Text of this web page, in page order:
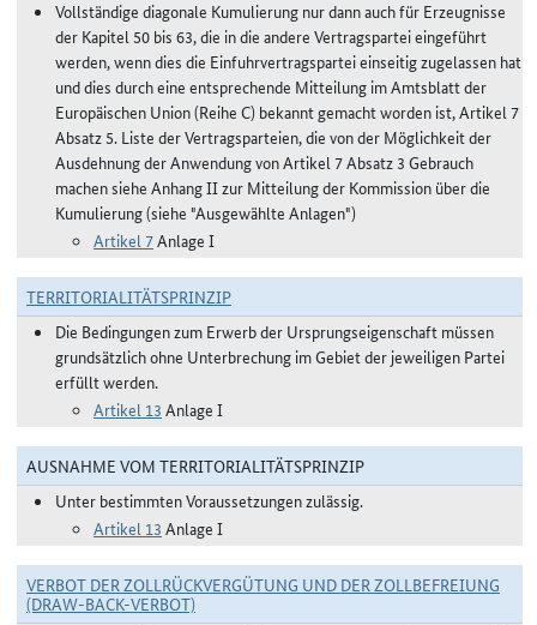
Vollständige diagonale Kumulierung nur dann auch für Erzeugnisse
der Kapitel 50 bis 63, die in die andere Vertragspartei eingeführt
werden, wenn dies die Einfuhrvertragspartei einseitig zugelassen hat
und dies durch eine entsprechende Mitteilung im Amtsblatt der
Europäischen Union (Reihe C) bekannt gemacht worden ist, Artikel 7
Absatz 5. Liste der Vertragsparteien, die von der Möglichkeit der
Ausdehnung der Anwendung von Artikel 7 Absatz 3 Gebrauch
machen siehe Anhang II zur Mitteilung der Kommission über die
Kumulierung (siehe "Ausgewählte Anlagen")
Artikel 7Anlage I
TERRITORIALITÄTSPRINZIP
Die Bedingungen zum Erwerb der Ursprungseigenschaft müssen
grundsätzlich ohne Unterbrechung im Gebiet der jeweiligen Partei
erfüllt werden.
Artikel 13 Anlage I
AUSNAHME VOM TERRITORIALITÄTSPRINZIP
Unter bestimmten Voraussetzungen zulässig.
Artikel 13 Anlage I
VERBOT DER ZOLLRÜCKVERGÜTUNG UND DER ZOLLBEFREIUNG
(DRAW-BACK-VERBOT)